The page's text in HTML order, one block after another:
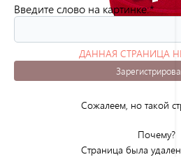
ДАННАЯ СТРАНИЦА
(ОШИБКА
Сожалеем, но такой
Почему?
Страница была
Введите слово на картинке:*